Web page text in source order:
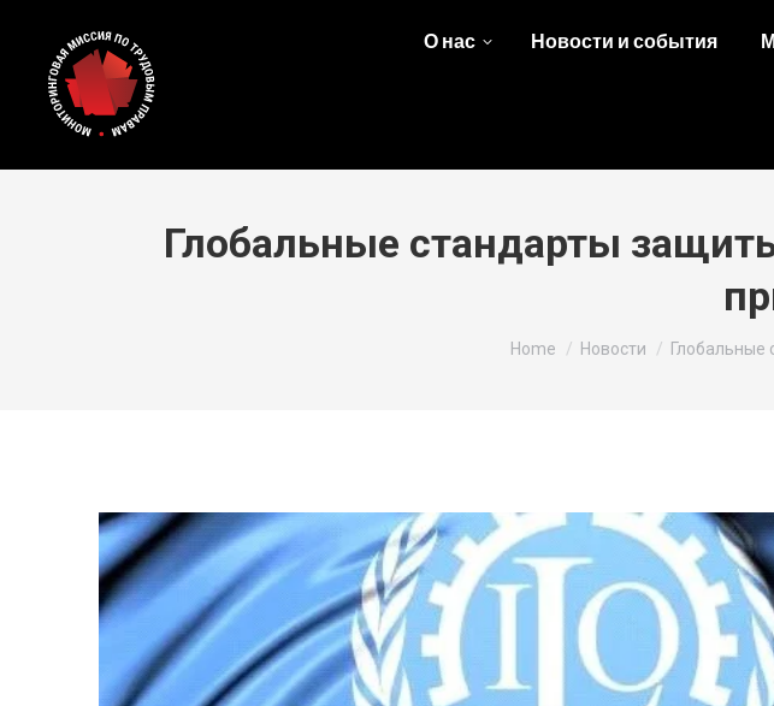
О нас Новости и события
Глобальные стандарты
You are here:
Home Новости Глобальные